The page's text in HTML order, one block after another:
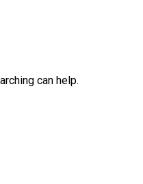
can help.